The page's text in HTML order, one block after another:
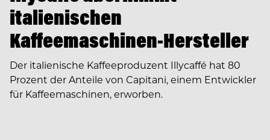
italienischen
Kaffeemaschinen-Hersteller
Der italienische Kaffeeproduzent Illycaffé hat 80
Prozent der Anteile von Capitani, einem Entwickler
für Kaffeemaschinen, erworben.